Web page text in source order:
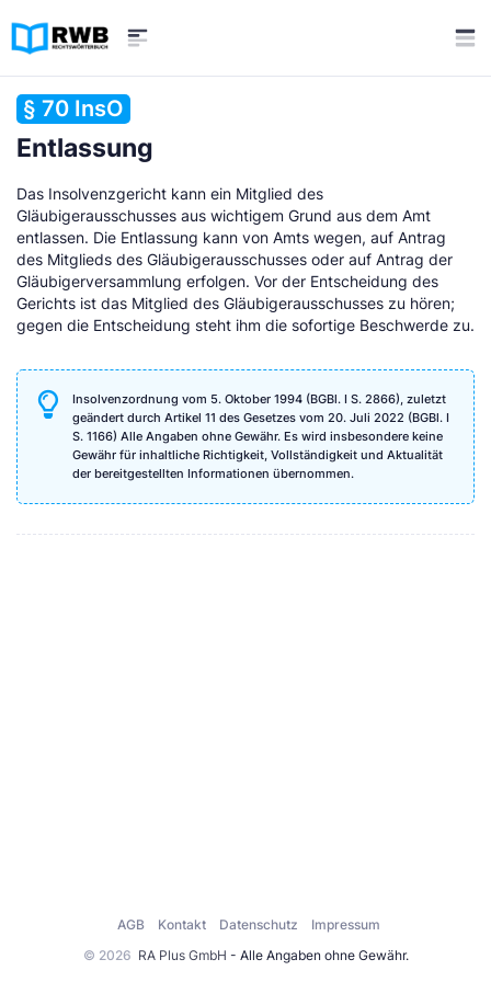
§ 70 InsO
Entlassung
Das Insolvenzgericht kann ein Mitglied des
Gläubigerausschusses aus wichtigem Grund aus dem Amt
entlassen. Die Entlassung kann von Amts wegen, auf Antrag
des Mitglieds des Gläubigerausschusses oder auf Antrag der
Gläubigerversammlung erfolgen. Vor der Entscheidung des
Gerichts ist das Mitglied des Gläubigerausschusses zu hören;
gegen die Entscheidung steht ihm die sofortige Beschwerde zu.
Insolvenzordnung vom 5. Oktober 1994 (BGBl. I S. 2866), zuletzt
geändert durch Artikel 11 des Gesetzes vom 20. Juli 2022 (BGBl. I
S. 1166) Alle Angaben ohne Gewähr. Es wird insbesondere keine
Gewähr für inhaltliche Richtigkeit, Vollständigkeit und Aktualität
der bereitgestellten Informationen übernommen.
© 2026 RA Plus GmbH - Alle Angaben ohne Gewähr.
AGB Kontakt Datenschutz Impressum